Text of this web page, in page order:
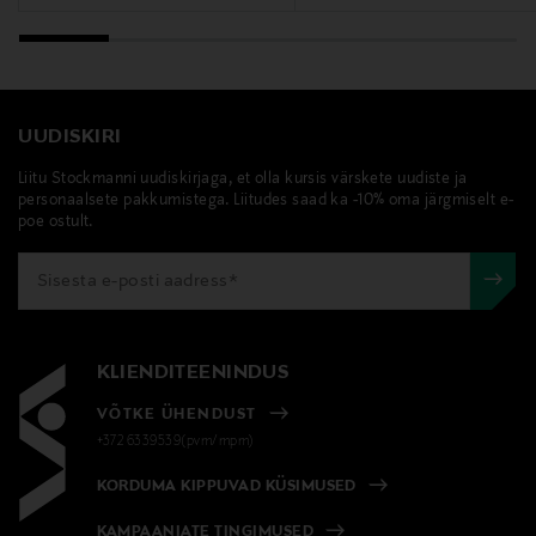
UUDISKIRI
Liitu Stockmanni uudiskirjaga, et olla kursis värskete uudiste ja
personaalsete pakkumistega. Liitudes saad ka -10% oma järgmiselt e-
poe ostult.
KLIENDITEENINDUS
VÕTKE ÜHENDUST
+372 6339539(pvm/mpm)
KORDUMA KIPPUVAD KÜSIMUSED
KAMPAANIATE TINGIMUSED